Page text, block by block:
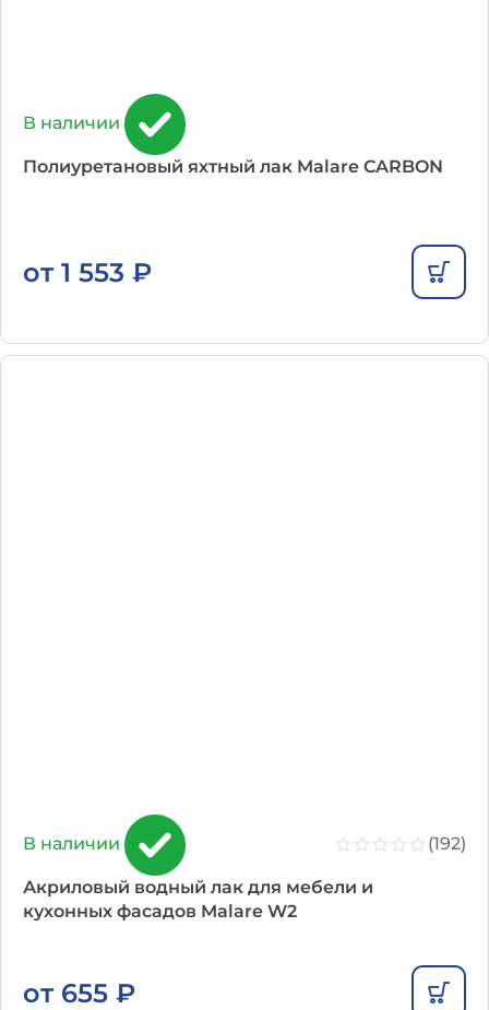
В наличии
Полиуретановый яхтный лак Malare CARBON
от 1 553 ₽
В наличии (192)
Акриловый водный лак для мебели и
кухонных фасадов Malare W2
от 655 ₽